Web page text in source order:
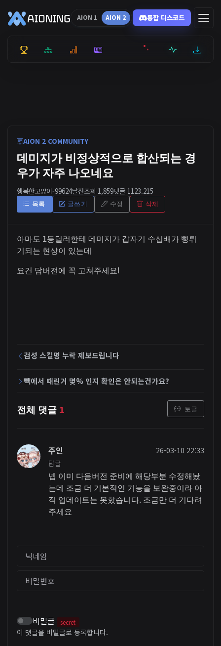
AION 1 AION 2 통합 디스코드
통합 순위리더보드통계 캐릭터 서버현황최근기록잉미
AION 2 COMMUNITY
데미지가 비정상적으로 합산되는 경
우가 자주 나오네요
행복한고양이-99624달전조회 1,859댓글 1 123.215
목록 글쓰기 수정 삭제
아마도 1등딜러한테 데미지가 갑자기 수십배가 뻥튀
기되는 현상이 있는데
요건 담버전에 꼭 고쳐주세요!
검성 스킬명 누락 제보드립니다
빽에서 때린거 몇% 인지 확인은 안되는건가요?
전체 댓글 1 토글
주인
26-03-10 22:33
답글
넵 이미 다음버전 준비에 해당부분 수정해놨
는데 조금 더 기본적인 기능을 보완중이라 아
직 업데이트는 못핬습니다. 조금만 더 기다려
주세요
닉네임
비밀번호
비밀글 secret
이 댓글을 비밀글로 등록합니다.